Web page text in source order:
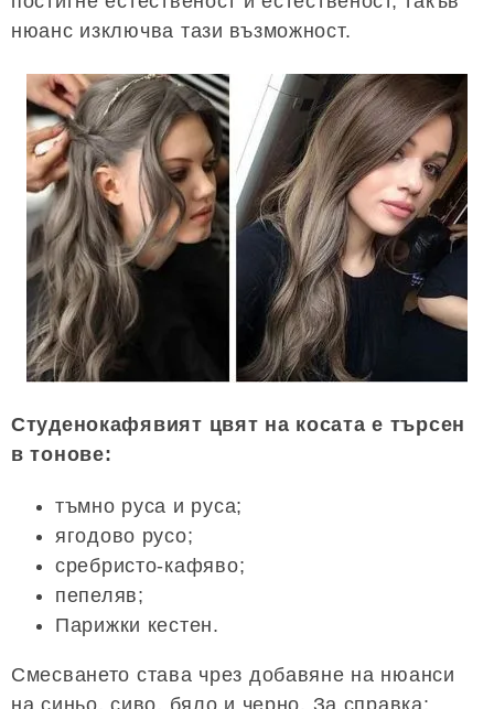
нюанс изключва тази възможност.
Студенокафявият цвят на косата е търсен
в тонове:
тъмно руса и руса;
ягодово русо;
сребристо-кафяво;
пепеляв;
Парижки кестен.
Смесването става чрез добавяне на нюанси
на синьо, сиво, бяло и черно. За справка: